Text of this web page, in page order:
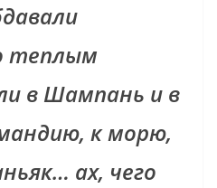
теплым
в Шампань и в
к морю,
ах, чего